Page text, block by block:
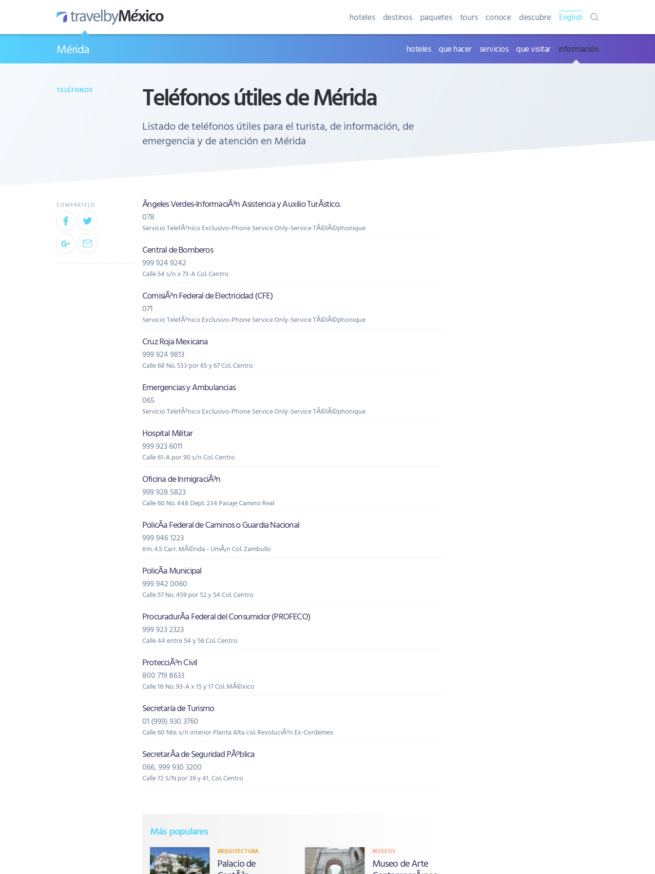
hoteles destinos paquetes tours conoce descubre English
Mérida hoteles que hacer servicios que visitar información
TELÉFONOS Teléfonos útiles de Mérida
Listado de teléfonos útiles para el turista, de información, de
emergencia y de atención en Mérida
Ãngeles Verdes-InformaciÃ³n Asistencia y Auxilio TurÃ­stico.
078
Servicio TelefÃ³nico Exclusivo-Phone Service Only-Service TÃ©lÃ©phonique
Central de Bomberos
999 924 9242
Calle 54 s/n x 73-A Col. Centro
ComisiÃ³n Federal de Electricidad (CFE)
071
Servicio TelefÃ³nico Exclusivo-Phone Service Only-Service TÃ©lÃ©phonique
Cruz Roja Mexicana
999 924 9813
Calle 68 No. 533 por 65 y 67 Col. Centro
Emergencias y Ambulancias
065
Servicio TelefÃ³nico Exclusivo-Phone Service Only-Service TÃ©lÃ©phonique
Hospital Militar
999 923 6011
Calle 61-A por 90 s/n Col. Centro
Oficina de InmigraciÃ³n
999 928 5823
Calle 60 No. 448 Dept. 234 Pasaje Camino Real
PolicÃ­a Federal de Caminos o Guardia Nacional
999 946 1223
Km. 4.5 Carr. MÃ©rida - UmÃ¡n Col. Zambullo
PolicÃ­a Municipal
999 942 0060
Calle 57 No. 459 por 52 y 54 Col. Centro
ProcuradurÃ­a Federal del Consumidor (PROFECO)
999 923 2323
Calle 44 entre 54 y 56 Col. Centro
ProtecciÃ³n Civil
800 719 8633
Calle 18 No. 93-A x 15 y 17 Col. MÃ©xico
Secretaría de Turismo
01 (999) 930 3760
Calle 60 Nte. s/n interior Planta Alta col. RevoluciÃ³n Ex-Cordemex
SecretarÃ­a de Seguridad PÃºblica
066, 999 930 3200
Calle 72 S/N por 39 y 41, Col. Centro
Más populares
ARQUITECTURA
Palacio de
MUSEOS
Museo de Arte